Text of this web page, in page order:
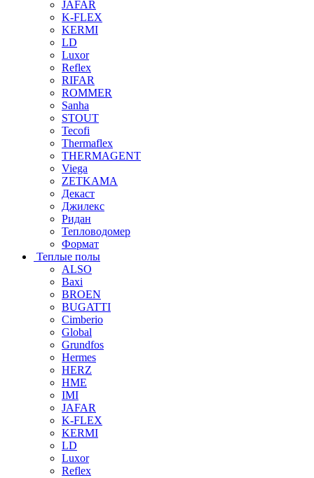
JAFAR
K-FLEX
KERMI
LD
Luxor
Reflex
RIFAR
ROMMER
Sanha
STOUT
Tecofi
Thermaflex
THERMAGENT
Viega
ZETKAMA
Декаст
Джилекс
Ридан
Тепловодомер
Формат
Теплые полы
ALSO
Baxi
BROEN
BUGATTI
Cimberio
Global
Grundfos
Hermes
HERZ
HME
IMI
JAFAR
K-FLEX
KERMI
LD
Luxor
Reflex